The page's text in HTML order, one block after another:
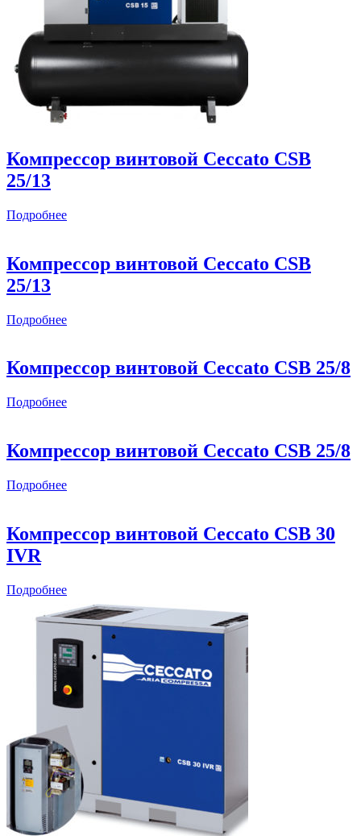
Компрессор винтовой Ceccato CSB
25/13
Подробнее
Компрессор винтовой Ceccato CSB
25/13
Подробнее
Компрессор винтовой Ceccato CSB 25/8
Подробнее
Компрессор винтовой Ceccato CSB 25/8
Подробнее
Компрессор винтовой Ceccato CSB 30
IVR
Подробнее